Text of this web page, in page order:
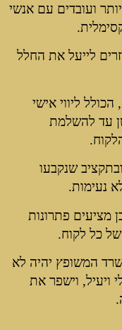
ועובדים עם אנשי
לייעל את החלל
ליווי אישי
עד להשלמת
שנקבעו
נעימות.
מציעים פתרונות
כל לקוח.
המשופץ יהיה לא
ויעיל, וישפר את